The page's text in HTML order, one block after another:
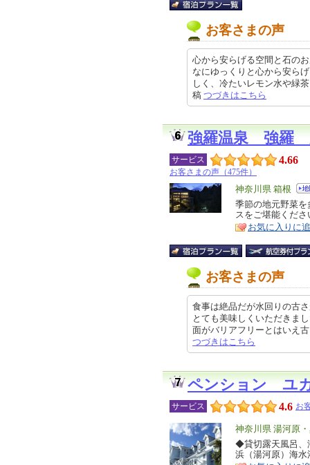
お客さまの声
心から安らげる空間と石の
なにゆっくりと心から安ら
しく、冷たいレモン水や緑
稿 つづきはこちら
強羅温泉 強羅
サービス 4.66
お客さまの声（475件）
エ
リ
ア
神奈川県 箱根
特
徴
季節の地元野菜
スをご堪能くださ
お気に入りに
お客さまの声
食事は絶品だが水回りの古
とても美味しくいただきま
面がバリアフリーとはいえ
つづきはこちら
ペンション ユ
サービス 4.6 お
エ
リ
ア
神奈川県 湯河原
特
徴
◆貸切露天風呂、
浜（湯河原）海